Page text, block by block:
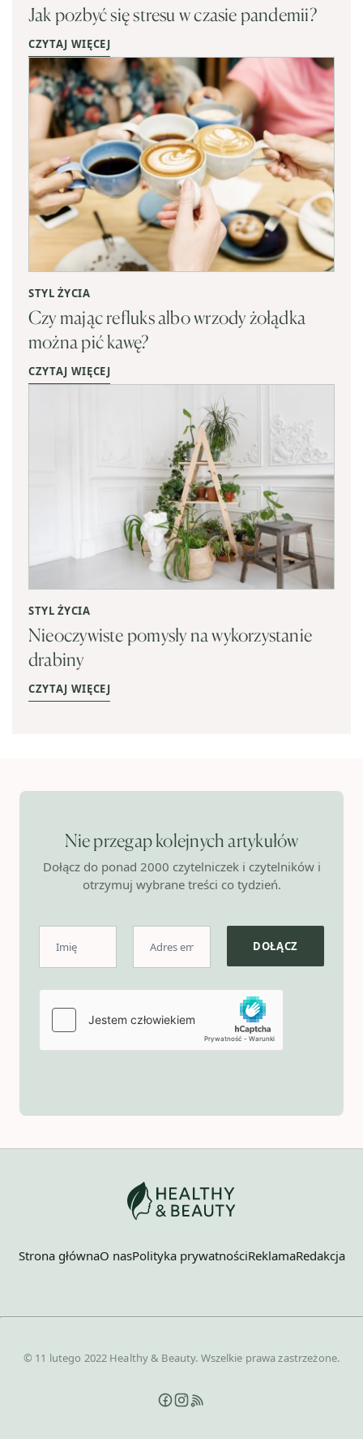
Jak pozbyć się stresu w czasie pandemii?
CZYTAJ WIĘCEJ
STYL ŻYCIA
Czy mając refluks albo wrzody żołądka
można pić kawę?
CZYTAJ WIĘCEJ
STYL ŻYCIA
Nieoczywiste pomysły na wykorzystanie
drabiny
CZYTAJ WIĘCEJ
Nie przegap kolejnych artykułów
Dołącz do ponad 2000 czytelniczek i czytelników i
otrzymuj wybrane treści co tydzień.
Strona głównaO nasPolityka prywatnościReklamaRedakcja
© 11 lutego 2022 Healthy & Beauty. Wszelkie prawa zastrzeżone.